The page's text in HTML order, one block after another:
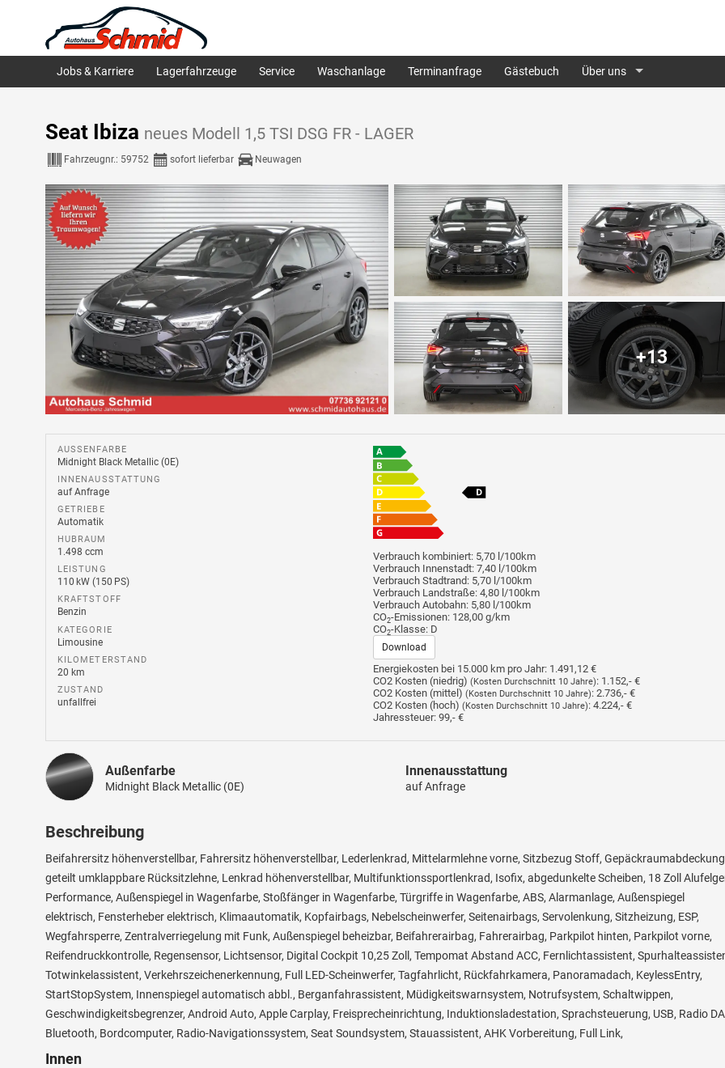
Jobs & Karriere Lagerfahrzeuge Service Waschanlage Terminanfrage Gästebuch Über uns
Seat Ibiza neues Modell 1,5 TSI DSG FR - LAGER
Fahrzeugnr.: 59752 sofort lieferbar Neuwagen
+13
AUSSENFARBE
Midnight Black Metallic (0E)
INNENAUSSTATTUNG
auf Anfrage
GETRIEBE
Automatik
HUBRAUM
1.498 ccm
LEISTUNG
110 kW (150 PS)
KRAFTSTOFF
Benzin
KATEGORIE
Limousine
KILOMETERSTAND
20 km
ZUSTAND
unfallfrei
Verbrauch kombiniert: 5,70 l/100km
Verbrauch Innenstadt: 7,40 l/100km
Verbrauch Stadtrand: 5,70 l/100km
Verbrauch Landstraße: 4,80 l/100km
Verbrauch Autobahn: 5,80 l/100km
CO2-Emissionen: 128,00 g/km
CO2-Klasse: D
Download
Energiekosten bei 15.000 km pro Jahr: 1.491,12 €
CO2 Kosten (niedrig) (Kosten Durchschnitt 10 Jahre): 1.152,- €
CO2 Kosten (mittel) (Kosten Durchschnitt 10 Jahre): 2.736,- €
CO2 Kosten (hoch) (Kosten Durchschnitt 10 Jahre): 4.224,- €
Jahressteuer: 99,- €
Außenfarbe
Midnight Black Metallic (0E)
Innenausstattung
auf Anfrage
Beschreibung
Beifahrersitz höhenverstellbar, Fahrersitz höhenverstellbar, Lederlenkrad, Mittelarmlehne vorne, Sitzbezug Stoff,
geteilt umklappbare Rücksitzlehne, Lenkrad höhenverstellbar, Multifunktionssportlenkrad, Isofix, abgedunkelte Scheiben, 18 Zoll
Performance, Außenspiegel in Wagenfarbe, Stoßfänger in Wagenfarbe, Türgriffe in Wagenfarbe, ABS, Alarmanlage, Außenspiegel
elektrisch, Fensterheber elektrisch, Klimaautomatik, Kopfairbags, Nebelscheinwerfer, Seitenairbags, Servolenkung, Sitzheizung, ESP,
Wegfahrsperre, Zentralverriegelung mit Funk, Außenspiegel beheizbar, Beifahrerairbag, Fahrerairbag, Parkpilot hinten, Parkpilot vorne,
Reifendruckkontrolle, Regensensor, Lichtsensor, Digital Cockpit 10,25 Zoll, Tempomat Abstand ACC, Fernlichtassistent,
Totwinkelassistent, Verkehrszeichenerkennung, Full LED-Scheinwerfer, Tagfahrlicht, Rückfahrkamera, Panoramadach, KeylessEntry,
StartStopSystem, Innenspiegel automatisch abbl., Berganfahrassistent, Müdigkeitswarnsystem, Notrufsystem, Schaltwippen,
Geschwindigkeitsbegrenzer, Android Auto, Apple Carplay, Freisprecheinrichtung, Induktionsladestation, Sprachsteuerung, USB, Radio
Bluetooth, Bordcomputer, Radio-Navigationssystem, Seat Soundsystem, Stauassistent, AHK Vorbereitung, Full Link,
Innen